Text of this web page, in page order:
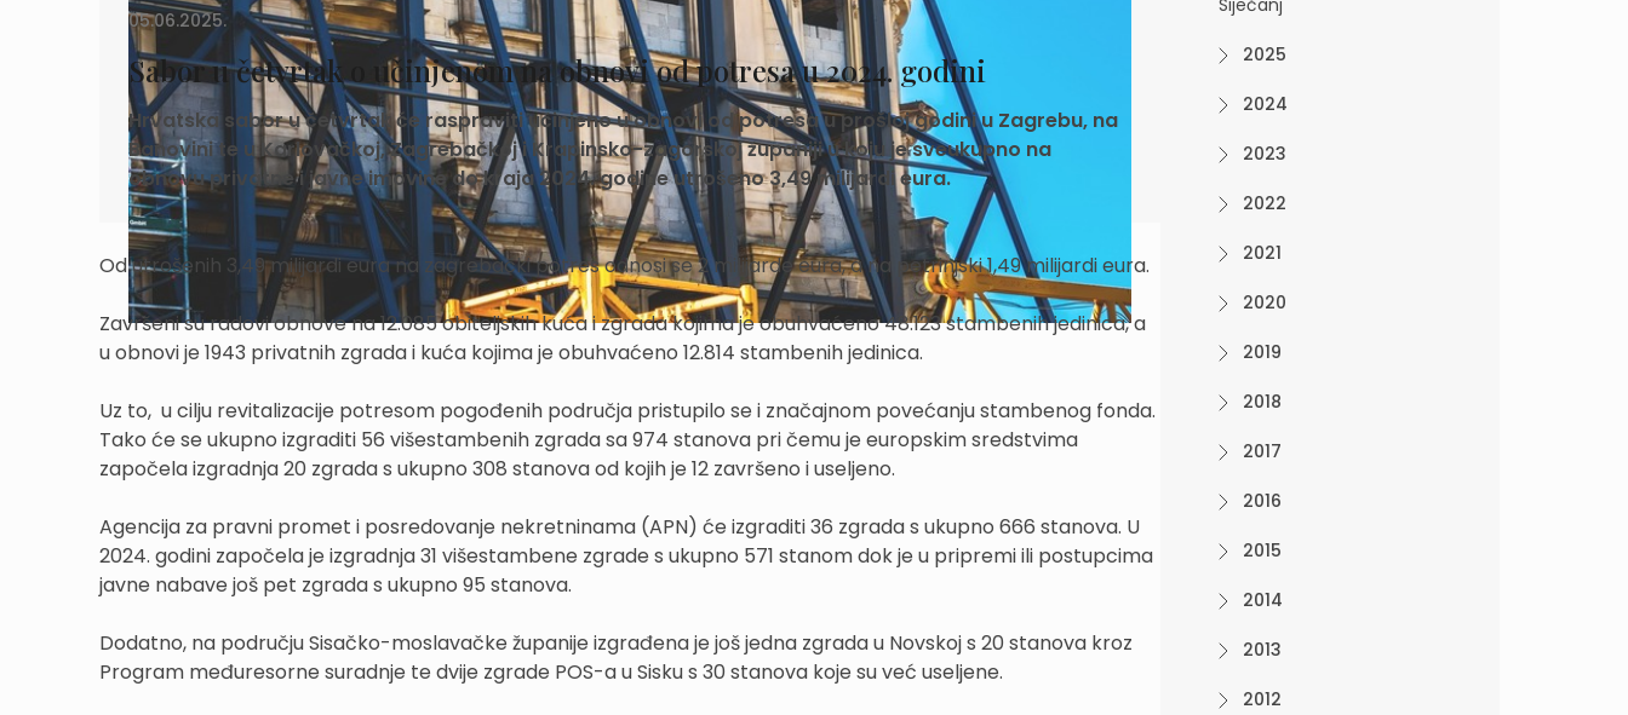
05.06.2025.
Sabor u četvrtak o učinjenom na obnovi od potresa u 2024. godini
Hrvatska sabor u četvrtak će raspraviti učinjeno u obnovi od potresa u prošloj godini u Zagrebu, na
Banovini te u Karlovačkoj, Zagrebačkoj i Krapinsko-zagorskoj županiji u koju je sveukupno na
obnovu privatne i javne imovine do kraja 2024. godine utrošeno 3,49 milijardi eura.
Od utrošenih 3,49 milijardi eura na zagrebački potres odnosi se 2 milijarde eura, a na petrinjski 1,49 milijardi eura.
Završeni su radovi obnove na 12.085 obiteljskih kuća i zgrada kojima je obuhvaćeno 48.123 stambenih jedinica, a
u obnovi je 1943 privatnih zgrada i kuća kojima je obuhvaćeno 12.814 stambenih jedinica.
Uz to, u cilju revitalizacije potresom pogođenih područja pristupilo se i značajnom povećanju stambenog fonda.
Tako će se ukupno izgraditi 56 višestambenih zgrada sa 974 stanova pri čemu je europskim sredstvima
započela izgradnja 20 zgrada s ukupno 308 stanova od kojih je 12 završeno i useljeno.
Agencija za pravni promet i posredovanje nekretninama (APN) će izgraditi 36 zgrada s ukupno 666 stanova. U
2024. godini započela je izgradnja 31 višestambene zgrade s ukupno 571 stanom dok je u pripremi ili postupcima
javne nabave još pet zgrada s ukupno 95 stanova.
Dodatno, na području Sisačko-moslavačke županije izgrađena je još jedna zgrada u Novskoj s 20 stanova kroz
Program međuresorne suradnje te dvije zgrade POS-a u Sisku s 30 stanova koje su već useljene.
Siječanj
2025
2024
2023
2022
2021
2020
2019
2018
2017
2016
2015
2014
2013
2012